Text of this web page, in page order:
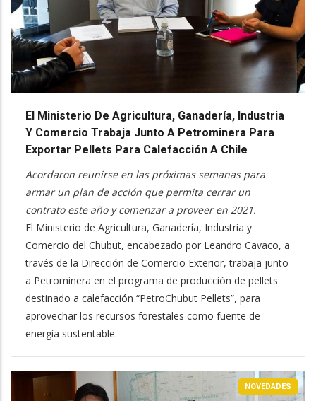
El Ministerio De Agricultura, Ganadería, Industria
Y Comercio Trabaja Junto A Petrominera Para
Exportar Pellets Para Calefacción A Chile
Acordaron reunirse en las próximas semanas para
armar un plan de acción que permita cerrar un
contrato este año y comenzar a proveer en 2021.
El Ministerio de Agricultura, Ganadería, Industria y
Comercio del Chubut, encabezado por Leandro Cavaco, a
través de la Dirección de Comercio Exterior, trabaja junto
a Petrominera en el programa de producción de pellets
destinado a calefacción “PetroChubut Pellets”, para
aprovechar los recursos forestales como fuente de
energía sustentable.
NOVEDADES